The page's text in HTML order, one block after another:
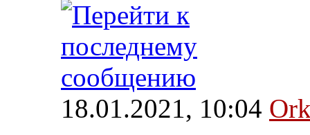
18.01.2021, 10:04